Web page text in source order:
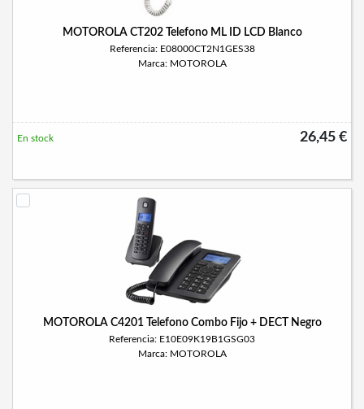
MOTOROLA CT202 Telefono ML ID LCD Blanco
Referencia: E08000CT2N1GES38
Marca: MOTOROLA
26,45 €
En stock
MOTOROLA C4201 Telefono Combo Fijo + DECT Negro
Referencia: E10E09K19B1GSG03
Marca: MOTOROLA